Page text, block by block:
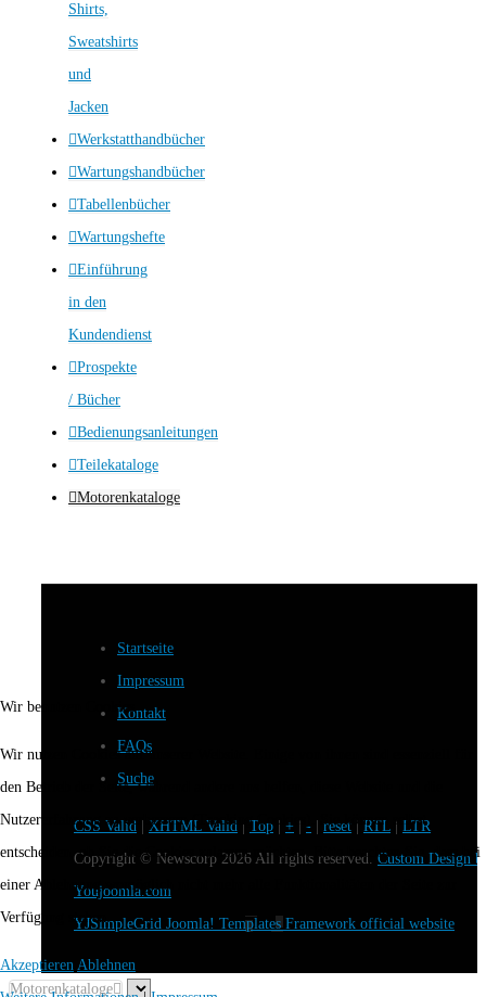
Shirts,
Sweatshirts
und
Jacken
Werkstatthandbücher
Wartungshandbücher
Tabellenbücher
Wartungshefte
Einführung
in den
Kundendienst
Prospekte
/ Bücher
Bedienungsanleitungen
Teilekataloge
Motorenkataloge
Startseite
Impressum
Kontakt
FAQs
Suche
CSS Valid XHTML Valid | Top | + - reset | RTL | LTR
Copyright © Newscorp 2026 All rights reserved. Custom Design
Youjoomla.com
YJSimpleGrid Joomla! Templates Framework official website
Motorenkataloge
Wir benutzen Cookies
Wir nutzen Cookies auf unserer Website. Einige von ihnen sind essenziell für
den Betrieb der Seite, während andere uns helfen, diese Website und die
Nutzererfahrung zu verbessern (Tracking Cookies). Sie können selbst
entscheiden, ob Sie die Cookies zulassen möchten. Bitte beachten Sie, dass bei
einer Ablehnung womöglich nicht mehr alle Funktionalitäten der Seite zur
Verfügung stehen.
Akzeptieren Ablehnen